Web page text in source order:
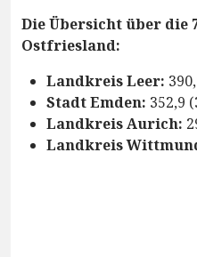
Die Übersicht über die
Ostfriesland:
Landkreis Leer:
Stadt Emden: 352,9
Landkreis Aurich:
Landkreis